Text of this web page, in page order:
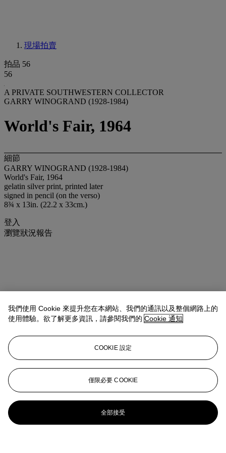
現場拍賣
拍品 56
56
A PRIVATE SOUTHWESTERN COLLECTOR
GARRY WINOGRAND (1928-1984)
World's Fair, 1964
細節
GARRY WINOGRAND (1928-1984)
World's Fair, 1964
gelatin silver print, printed later
signed in pencil (on the verso)
8¾ x 13in. (22.2 x 33cm.)
登入
瀏覽狀況報告
我們使用 Cookie 來提升您在本網站、我們的通訊以及整個網路上的
使用體驗。欲了解更多資訊，請參閱我們的 Cookie 通知
COOKIE 設定
僅限必要 COOKIE
全部接受